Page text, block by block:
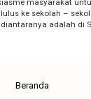
ke sekolah –
adalah di
Beranda